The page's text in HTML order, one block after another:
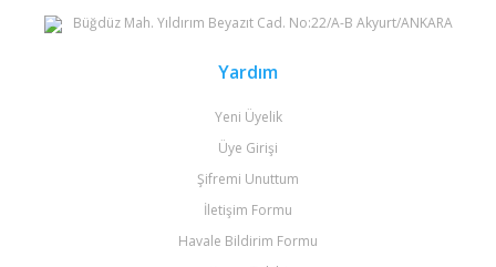
Büğdüz Mah. Yıldırım Beyazıt Cad. No:22/A-B Akyurt/ANKARA
Yardım
Yeni Üyelik
Üye Girişi
Şifremi Unuttum
İletişim Formu
Havale Bildirim Formu